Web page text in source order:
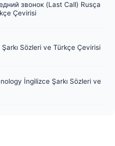
звонок (Last Call) Rusça
Çevirisi
Sözleri ve Türkçe Çevirisi
İngilizce Şarkı Sözleri ve